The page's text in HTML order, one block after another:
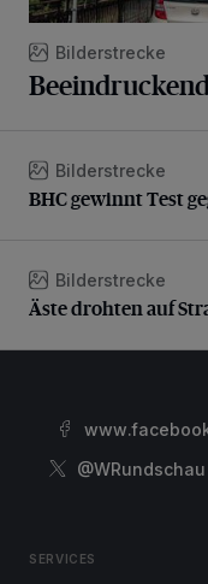
Bilderstrecke
BHC gewinnt Test
Bilderstrecke
BHC gewinnt Test
Äste drohten auf
Bilderstrecke
Äste drohten auf
@WRundschau
SERVICES